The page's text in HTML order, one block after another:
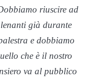
riuscire ad
già durante
e dobbiamo
che è il nostro
va al pubblico